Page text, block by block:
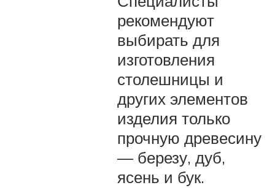
рекомендуют
выбирать для
изготовления
столешницы и
других элементов
изделия только
прочную древесину
— березу, дуб,
ясень и бук.